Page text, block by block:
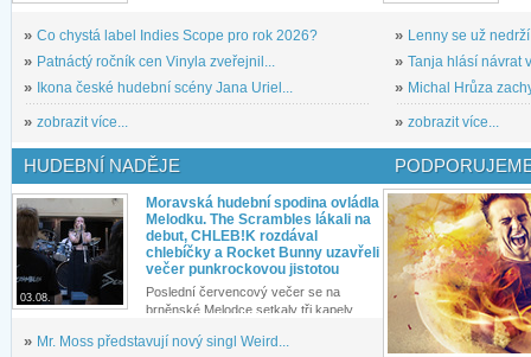
» Co chystá label Indies Scope pro rok 2026?
» Patnáctý ročník cen Vinyla zveřejnil...
»
Ikona české hudební scény Jana Uriel...
» zobrazit více...
» Lenny se už
» Tanja hlásí návrat
» Michal Hrůza
» zobrazit více...
HUDEBNÍ NADĚJE
03.08.
Moravská hudební spodina ovládla
Melodku. The Scrambles lákali na
debut, CHLEB!K rozdával
chlebíčky a Rocket Bunny uzavřeli
večer punkrockovou jistotou
Poslední červencový večer se na
brněnské Melodce setkaly tři kapely...
» Mr. Moss představují nový singl Weird...